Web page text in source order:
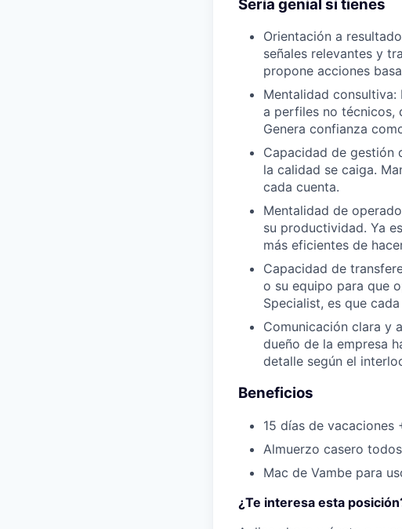
Sería genial si tienes
Orientación a
señales relevantes y
propone acciones
Mentalidad
a perfiles no técnicos,
Genera confianza
Capacidad de gestión
la calidad se caiga.
cada cuenta.
Mentalidad de
su productividad. Ya
más eficientes de
Capacidad de
o su equipo para que
Specialist, es que
Comunicación clara y
dueño de la empresa
detalle según el
Beneficios
15 días de vacaciones
Almuerzo casero
Mac de Vambe para
¿Te interesa esta